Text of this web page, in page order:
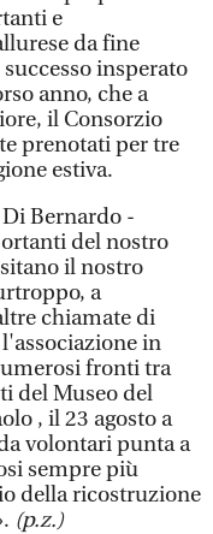
e
da fine
insperato
anno, che a
il Consorzio
prenotati per tre
estiva.
Bernardo -
del nostro
il nostro
a
chiamate di
in
fronti tra
del Museo del
, il 23 agosto a
volontari punta a
sempre più
della ricostruzione
(p.z.)